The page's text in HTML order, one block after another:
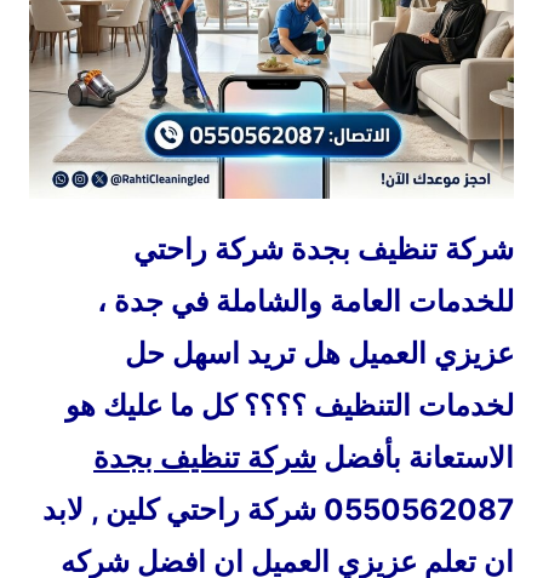
شركة تنظيف بجدة شركة راحتي
للخدمات العامة والشاملة في جدة ،
عزيزي العميل هل تريد اسهل حل
لخدمات التنظيف ؟؟؟؟ كل ما عليك هو
الاستعانة بأفضل شركة تنظيف بجدة
0550562087 شركة راحتي كلين , لابد
ان تعلم عزيزي العميل ان افضل شركه